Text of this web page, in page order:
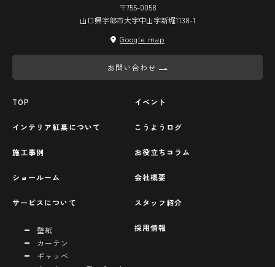
〒755-0058
山口県宇部市大字中山字新堀1138-1
Google map
お問い合わせ
TOP
インテリア紅葉について
施工事例
ショールーム
サービスについて
壁紙
カーテン
ギャッベ
イベント
こうようログ
お役立ちコラム
会社概要
スタッフ紹介
採用情報